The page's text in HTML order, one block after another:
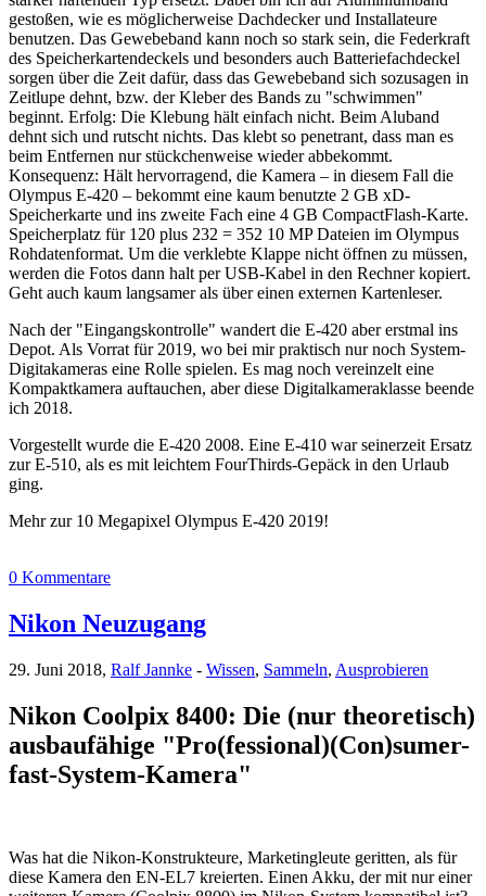
gestoßen, wie es möglicherweise Dachdecker und Installateure
benutzen. Das Gewebeband kann noch so stark sein, die Federkraft
des Speicherkartendeckels und besonders auch Batteriefachdeckel
sorgen über die Zeit dafür, dass das Gewebeband sich sozusagen in
Zeitlupe dehnt, bzw. der Kleber des Bands zu "schwimmen"
beginnt. Erfolg: Die Klebung hält einfach nicht. Beim Aluband
dehnt sich und rutscht nichts. Das klebt so penetrant, dass man es
beim Entfernen nur stückchenweise wieder abbekommt.
Konsequenz: Hält hervorragend, die Kamera – in diesem Fall die
Olympus E-420 – bekommt eine kaum benutzte 2 GB xD-
Speicherkarte und ins zweite Fach eine 4 GB CompactFlash-Karte.
Speicherplatz für 120 plus 232 = 352 10 MP Dateien im Olympus
Rohdatenformat. Um die verklebte Klappe nicht öffnen zu müssen,
werden die Fotos dann halt per USB-Kabel in den Rechner kopiert.
Geht auch kaum langsamer als über einen externen Kartenleser.
Nach der "Eingangskontrolle" wandert die E-420 aber erstmal ins
Depot. Als Vorrat für 2019, wo bei mir praktisch nur noch System-
Digitakameras eine Rolle spielen. Es mag noch vereinzelt eine
Kompaktkamera auftauchen, aber diese Digitalkameraklasse beende
ich 2018.
Vorgestellt wurde die E-420 2008. Eine E-410 war seinerzeit Ersatz
zur E-510, als es mit leichtem FourThirds-Gepäck in den Urlaub
ging.
Mehr zur 10 Megapixel Olympus E-420 2019!
0 Kommentare
Nikon Neuzugang
29. Juni 2018, Ralf Jannke - Wissen, Sammeln, Ausprobieren
Nikon Coolpix 8400: Die (nur theoretisch)
ausbaufähige "Pro(fessional)(Con)sumer-
fast-System-Kamera"
Was hat die Nikon-Konstrukteure, Marketingleute geritten, als für
diese Kamera den EN-EL7 kreierten. Einen Akku, der mit nur einer